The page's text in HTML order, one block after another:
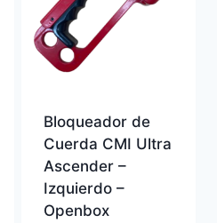
Bloqueador de
Cuerda CMI Ultra
Ascender –
Izquierdo –
Openbox